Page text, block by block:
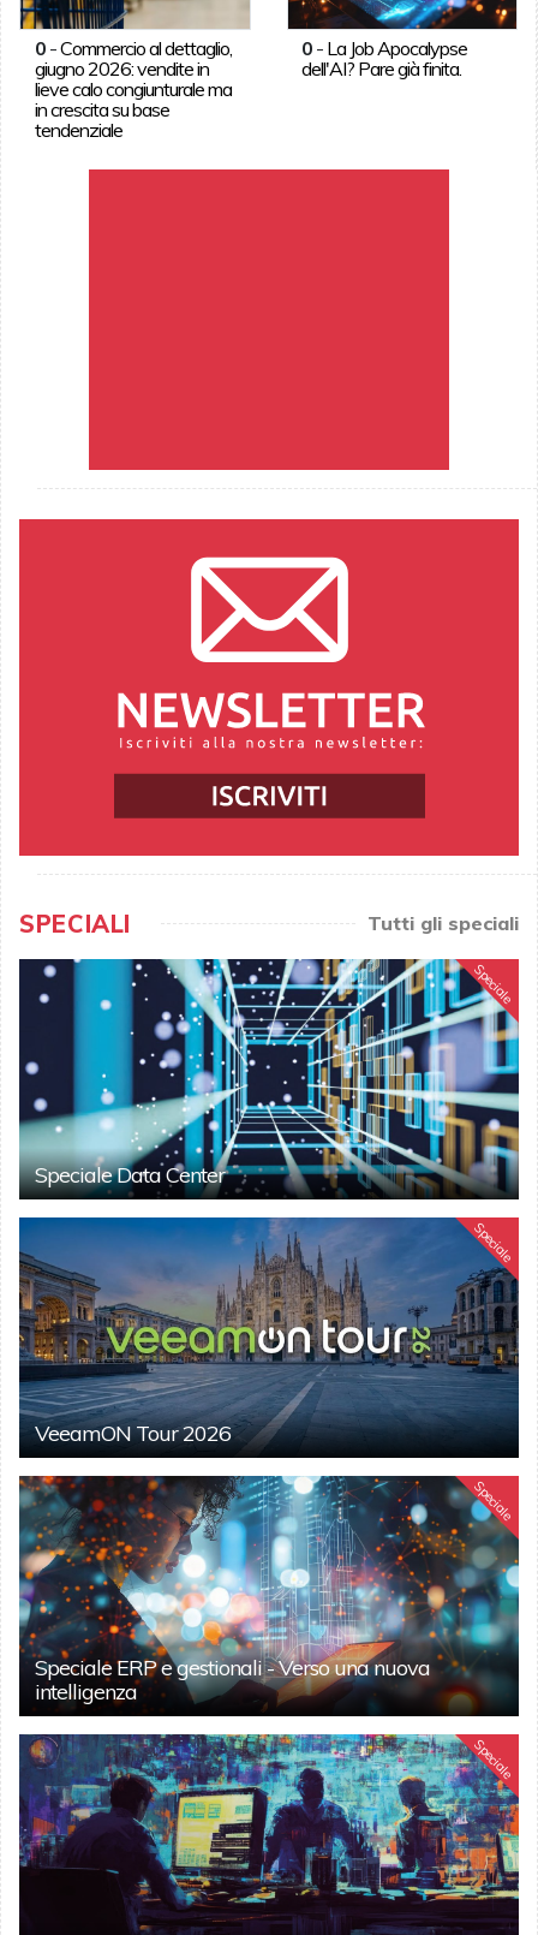
0-Commercio al dettaglio,
giugno 2026: vendite in
lieve calo congiunturale ma
in crescita su base
tendenziale
0 - La Job Apocalypse
dell'AI? Pare già finita.
SPECIALI Tutti gli speciali
Speciale
Speciale Data Center
Speciale
VeeamON Tour 2026
Speciale
Speciale ERP e gestionali - Verso una nuova
intelligenza
Speciale